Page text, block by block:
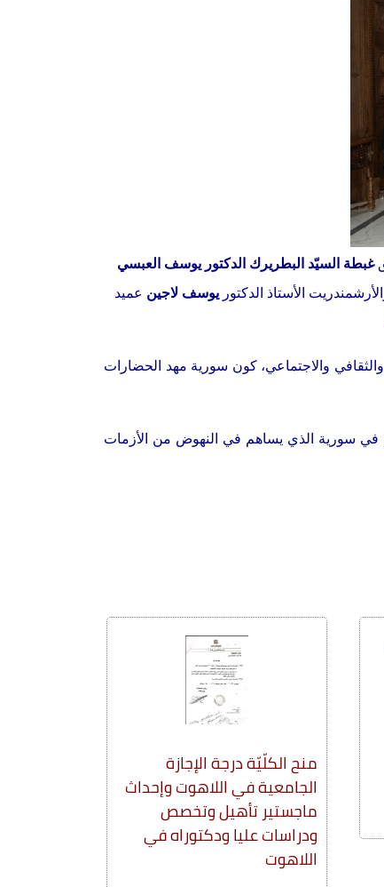
غبطة السيّد البطريرك الدكتور يوسف العبسي
الأستاذ الدكتور يوسف لاجين عميد
والاجتماعي، كون سورية مهد الحضارات
في سورية الذي يساهم في النهوض من الأزمات
منح الكلّيّة درجة الإجازة
الجامعية في اللاهوت وإحداث
ماجستير تأهيل وتخصص
ودراسات عليا ودكتوراه في
اللاهوت